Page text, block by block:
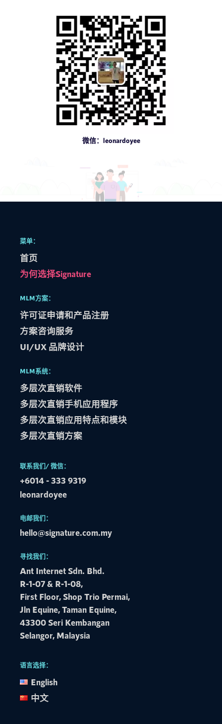
微信：leonardoyee
语言选择：
English
中文
菜单：
首页
为何选择Signature
MLM方案：
许可证申请和产品注册
方案咨询服务
UI/UX 品牌设计
MLM系统：
多层次直销软件
多层次直销手机应用程序​
多层次直销应用特点和模块​
多层次直销方案​
联系我们/ 微信：
+6014 - 333 9319
leonardoyee
电邮我们：
hello@signature.com.my
寻找我们：
Ant Internet Sdn. Bhd.
R-1-07 & R-1-08,
First Floor, Shop Trio Permai,
Jln Equine, Taman Equine,
43300 Seri Kembangan
Selangor, Malaysia